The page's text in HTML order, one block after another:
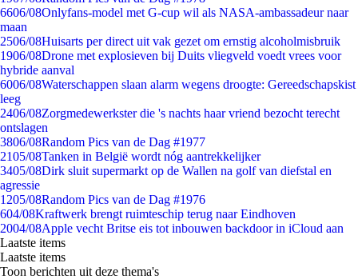
6606/08Onlyfans-model met G-cup wil als NASA-ambassadeur naar
maan
2506/08Huisarts per direct uit vak gezet om ernstig alcoholmisbruik
1906/08Drone met explosieven bij Duits vliegveld voedt vrees voor
hybride aanval
6006/08Waterschappen slaan alarm wegens droogte: Gereedschapskist
leeg
2406/08Zorgmedewerkster die 's nachts haar vriend bezocht terecht
ontslagen
3806/08Random Pics van de Dag #1977
2105/08Tanken in België wordt nóg aantrekkelijker
3405/08Dirk sluit supermarkt op de Wallen na golf van diefstal en
agressie
1205/08Random Pics van de Dag #1976
604/08Kraftwerk brengt ruimteschip terug naar Eindhoven
2004/08Apple vecht Britse eis tot inbouwen backdoor in iCloud aan
Laatste items
Laatste items
Toon berichten uit deze thema's